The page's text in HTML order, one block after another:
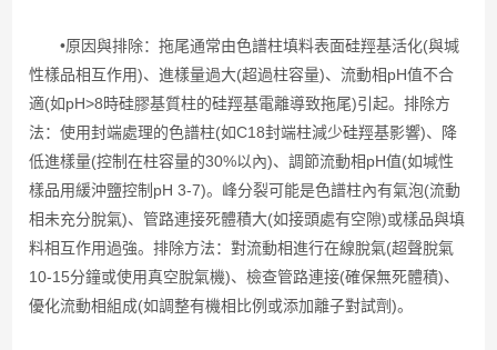
•原因與排除：拖尾通常由色譜柱填料表面硅羥基活化(與堿
性樣品相互作用)、進樣量過大(超過柱容量)、流動相pH值不合
適(如pH>8時硅膠基質柱的硅羥基電離導致拖尾)引起。排除方
法：使用封端處理的色譜柱(如C18封端柱減少硅羥基影響)、降
低進樣量(控制在柱容量的30%以內)、調節流動相pH值(如堿性
樣品用緩沖鹽控制pH 3-7)。峰分裂可能是色譜柱內有氣泡(流動
相未充分脫氣)、管路連接死體積大(如接頭處有空隙)或樣品與填
料相互作用過強。排除方法：對流動相進行在線脫氣(超聲脫氣
10-15分鐘或使用真空脫氣機)、檢查管路連接(確保無死體積)、
優化流動相組成(如調整有機相比例或添加離子對試劑)。